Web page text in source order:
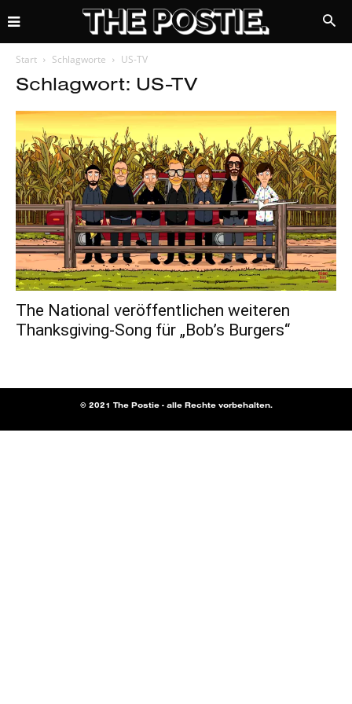
Start Schlagworte US-TV
Schlagwort: US-TV
The National veröffentlichen weiteren
Thanksgiving-Song für „Bob’s Burgers“
© 2021 The Postie - alle Rechte vorbehalten.